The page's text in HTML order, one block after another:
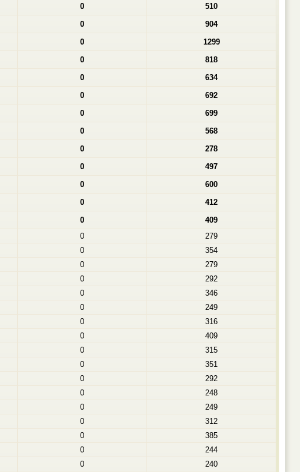
0
510
0
904
0
1299
0
818
0
634
0
692
0
699
0
568
0
278
0
497
0
600
0
412
0
409
0
279
0
354
0
279
0
292
0
346
0
249
0
316
0
409
0
315
0
351
0
292
0
248
0
249
0
312
0
385
0
244
0
240